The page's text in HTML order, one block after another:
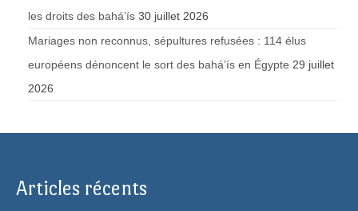
les droits des bahá’ís 30 juillet 2026
Mariages non reconnus, sépultures refusées : 114 élus
européens dénoncent le sort des bahá’ís en Égypte 29 juillet
2026
Articles récents